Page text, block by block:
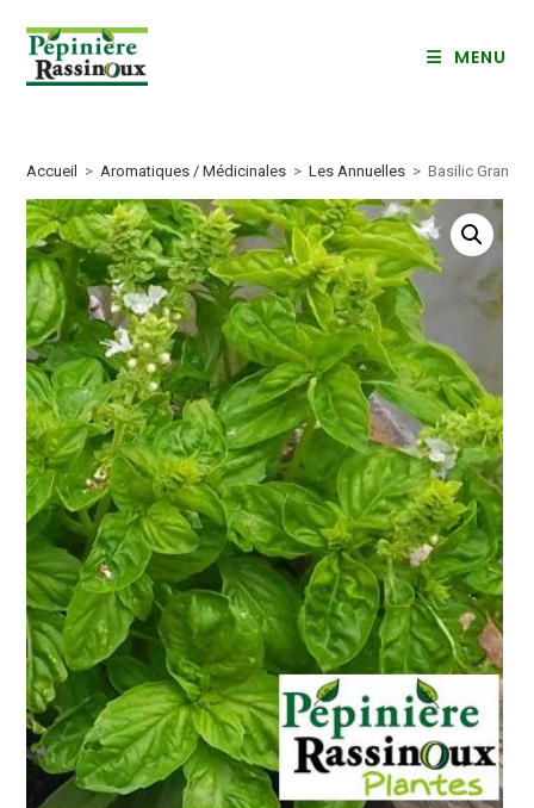
content
MENU
Accueil > Aromatiques / Médicinales > Les Annuelles > Basilic Grand
Basilic Grand Vert
Ocimum Basilicum